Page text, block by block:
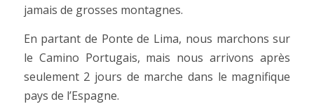
jamais de grosses montagnes.
En partant de Ponte de Lima, nous marchons sur
le Camino Portugais, mais nous arrivons après
seulement 2 jours de marche dans le magnifique
pays de l’Espagne.